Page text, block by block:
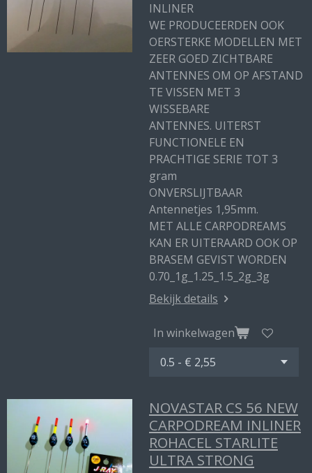
INLINER
WE PRODUCEERDEN OOK
OERSTERKE MODELLEN MET
ZEER GOED ZICHTBARE
ANTENNES OM OP AFSTAND
TE VISSEN MET 3
WISSEBARE
ANTENNES. UITERST
FUNCTIONELE EN
PRACHTIGE SERIE TOT 3
gram
ONVERSLIJTBAAR
Antennetjes 1,95mm.
MET ALLE CARPODREAMS
KAN ER UITERAARD OOK OP
BRASEM GEVIST WORDEN
0.70_1g_1.25_1.5_2g_3g
Bekijk details
In winkelwagen
NOVASTAR CS 56 NEW
CARPODREAM INLINER
ROHACEL STARLITE
ULTRA STRONG